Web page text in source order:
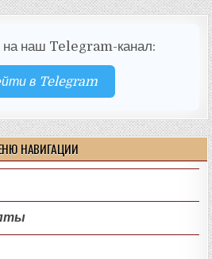
наш Telegram-канал:
в Telegram
НАВИГАЦИИ